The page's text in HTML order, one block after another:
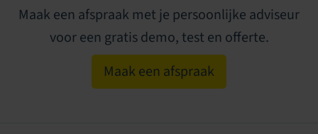
Maak een afspraak met je persoonlijke adviseur
voor een gratis demo, test en offerte.
Maak een afspraak